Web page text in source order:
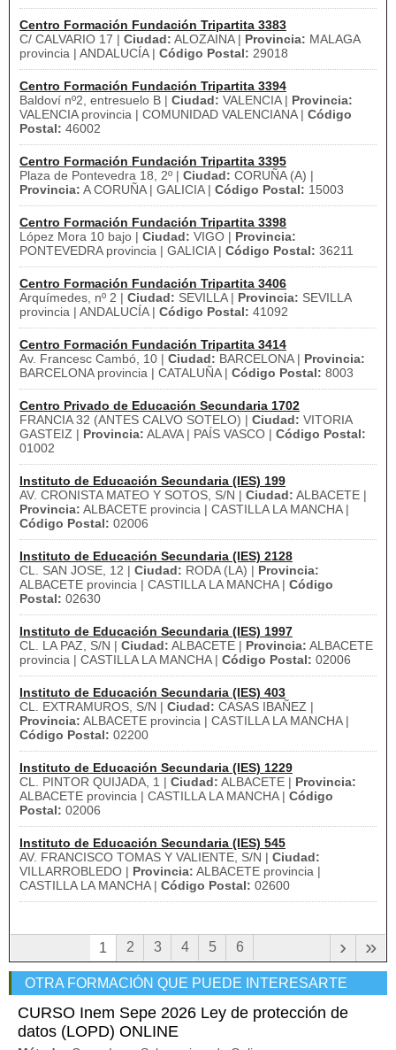
Centro Formación Fundación Tripartita 3383
C/ CALVARIO 17 | Ciudad: ALOZAINA | Provincia: MALAGA
provincia | ANDALUCÍA | Código Postal: 29018
Centro Formación Fundación Tripartita 3394
Baldoví nº2, entresuelo B | Ciudad: VALENCIA | Provincia:
VALENCIA provincia | COMUNIDAD VALENCIANA | Código
Postal: 46002
Centro Formación Fundación Tripartita 3395
Plaza de Pontevedra 18, 2º | Ciudad: CORUÑA (A) |
Provincia: A CORUÑA | GALICIA | Código Postal: 15003
Centro Formación Fundación Tripartita 3398
López Mora 10 bajo | Ciudad: VIGO | Provincia:
PONTEVEDRA provincia | GALICIA | Código Postal: 36211
Centro Formación Fundación Tripartita 3406
Arquímedes, nº 2 | Ciudad: SEVILLA | Provincia: SEVILLA
provincia | ANDALUCÍA | Código Postal: 41092
Centro Formación Fundación Tripartita 3414
Av. Francesc Cambó, 10 | Ciudad: BARCELONA | Provincia:
BARCELONA provincia | CATALUÑA | Código Postal: 8003
Centro Privado de Educación Secundaria 1702
FRANCIA 32 (ANTES CALVO SOTELO) | Ciudad: VITORIA
GASTEIZ | Provincia: ALAVA | PAÍS VASCO | Código Postal:
01002
Instituto de Educación Secundaria (IES) 199
AV. CRONISTA MATEO Y SOTOS, S/N | Ciudad: ALBACETE |
Provincia: ALBACETE provincia | CASTILLA LA MANCHA |
Código Postal: 02006
Instituto de Educación Secundaria (IES) 2128
CL. SAN JOSE, 12 | Ciudad: RODA (LA) | Provincia:
ALBACETE provincia | CASTILLA LA MANCHA | Código
Postal: 02630
Instituto de Educación Secundaria (IES) 1997
CL. LA PAZ, S/N | Ciudad: ALBACETE | Provincia: ALBACETE
provincia | CASTILLA LA MANCHA | Código Postal: 02006
Instituto de Educación Secundaria (IES) 403
CL. EXTRAMUROS, S/N | Ciudad: CASAS IBAÑEZ |
Provincia: ALBACETE provincia | CASTILLA LA MANCHA |
Código Postal: 02200
Instituto de Educación Secundaria (IES) 1229
CL. PINTOR QUIJADA, 1 | Ciudad: ALBACETE | Provincia:
ALBACETE provincia | CASTILLA LA MANCHA | Código
Postal: 02006
Instituto de Educación Secundaria (IES) 545
AV. FRANCISCO TOMAS Y VALIENTE, S/N | Ciudad:
VILLARROBLEDO | Provincia: ALBACETE provincia |
CASTILLA LA MANCHA | Código Postal: 02600
1 2 3 4 5 6 »
›
OTRA FORMACIÓN QUE PUEDE INTERESARTE
CURSO Inem Sepe 2026 Ley de protección de
datos (LOPD) ONLINE